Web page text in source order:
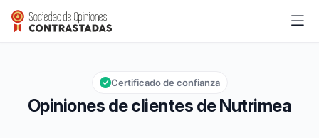
Nutrimea
Calificación global: 9,3 de 10
9,3/10
Opiniones de clientes de Nutrimea
Certificado de confianza